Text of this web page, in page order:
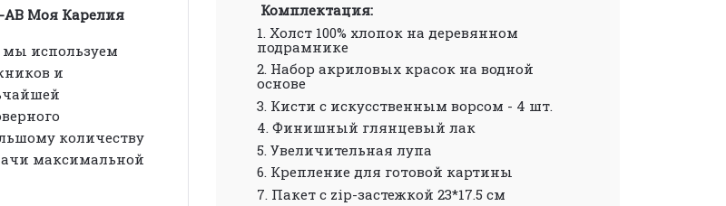
AB Моя Карелия
мы используем
и
количеству
максимальной
Комплектация:
1. Холст 100% хлопок на деревянном
подрамнике
2. Набор акриловых красок на водной
основе
3. Кисти с искусственным ворсом - 4 шт.
4. Финишный глянцевый лак
5. Увеличительная лупа
6. Крепление для готовой картины
7. Пакет с zip-застежкой 23*17.5 см